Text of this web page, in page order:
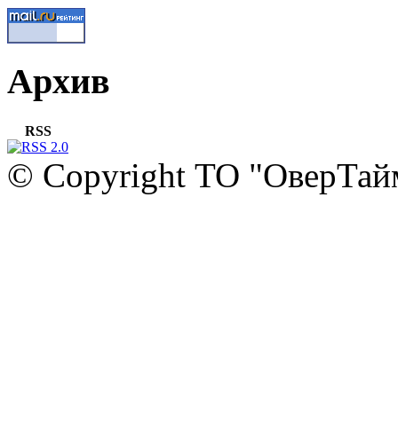
Архив
RSS
© Copyright ТО